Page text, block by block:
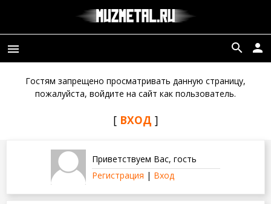
menu person
search
Гостям запрещено просматривать данную страницу,
пожалуйста, войдите на сайт как пользователь.
[ ВХОД ]
Приветствуем Вас, гость
Регистрация | Вход